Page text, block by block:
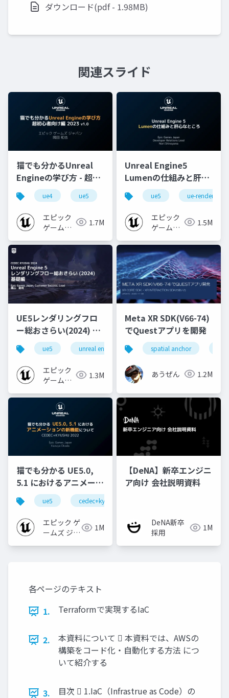
ダウンロード(pdf - 1.98MB)
関連スライド
猫でも分かるUnreal
Engineの学び方 - 超初
心者向け編 - 2023 v1.0
ue4 ue5 ue-beginner
エピック
ゲームズ
1.7M
Unreal Engine5
Lumenの仕組みと肝心
なところ
ue5 ue-rendering
エピック
ゲームズ
1.5M
UE5レンダリングフロ
ー総おさらい(2024) 基
礎編！
[CEDEC+KYUSHU
2024]
ue5 unreal engine ue-rendering
エピック
ゲームズ
1.3M
Meta XR SDK(V66-74)
でQuestアプリを開発
spatial anchor
あうぜん 1.2M
猫でも分かる UE5.0,
5.1 におけるアニメーシ
ョンの新機能について
【CEDEC+KYUSHU
2022】
ue5 cedec+kyushu
エピック ゲ
ームズ ジャ
1M
【DeNA】新卒エンジニ
ア向け 会社説明資料
DeNA新卒
採用
1M
各ページのテキスト
1.
Terraformで実現するIaC
2.
本資料について  本資料では、AWSの
構築をコード化・自動化する方法 につ
いて紹介する
3.
目次  1.IaC（Infrastrue as Code）の